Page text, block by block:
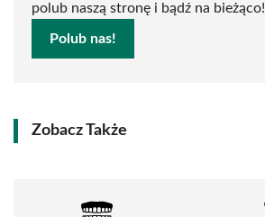
polub naszą stronę i bądź na bieżąco!
Polub nas!
Zobacz Także